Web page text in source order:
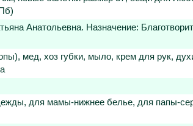
Анатольевна. Назначение:
мед, хоз губки, мыло, крем для рук,
для мамы-нижнее белье, для папы-